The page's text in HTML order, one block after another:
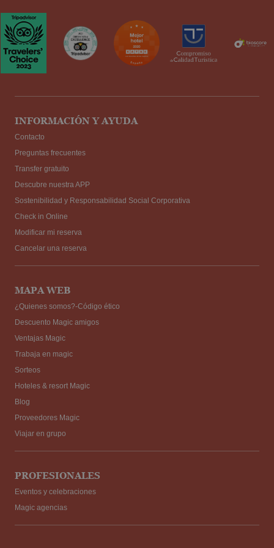
INFORMACIÓN Y AYUDA
Contacto
Preguntas frecuentes
Transfer gratuito
Descubre nuestra APP
Sostenibilidad y Responsabilidad Social Corporativa
Check in Online
Modificar mi reserva
Cancelar una reserva
MAPA WEB
¿Quienes somos?-Código ético
Descuento Magic amigos
Ventajas Magic
Trabaja en magic
Sorteos
Hoteles & resort Magic
Blog
Proveedores Magic
Viajar en grupo
PROFESIONALES
Eventos y celebraciones
Magic agencias